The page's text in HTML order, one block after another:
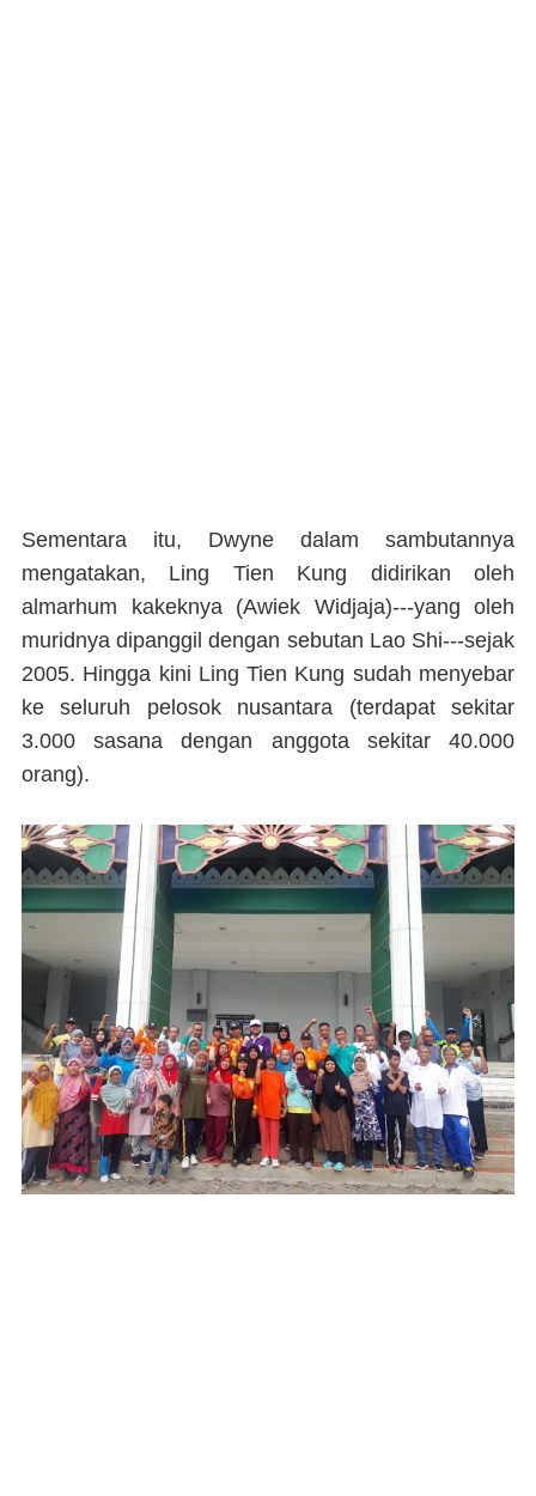
Sementara itu, Dwyne dalam sambutannya
mengatakan, Ling Tien Kung didirikan oleh
almarhum kakeknya (Awiek Widjaja)---yang oleh
muridnya dipanggil dengan sebutan Lao Shi---sejak
2005. Hingga kini Ling Tien Kung sudah menyebar
ke seluruh pelosok nusantara (terdapat sekitar
3.000 sasana dengan anggota sekitar 40.000
orang).